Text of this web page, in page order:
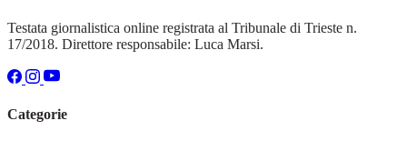
Testata giornalistica online registrata al Tribunale di Trieste n.
17/2018. Direttore responsabile: Luca Marsi.
Categorie